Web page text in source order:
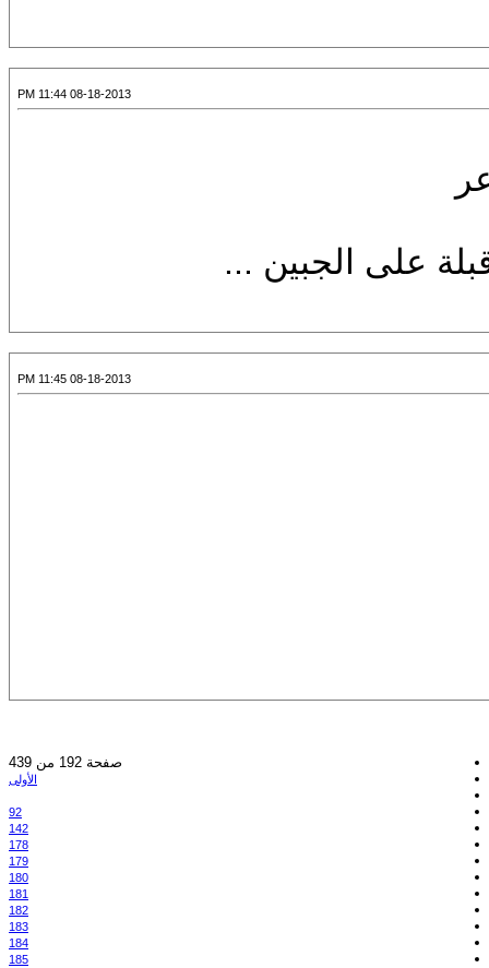
08-18-2013 11:44 PM
على الجبين ...
08-18-2013 11:45 PM
صفحة 192 من 439
الأولى
92
142
178
179
180
181
182
183
184
185